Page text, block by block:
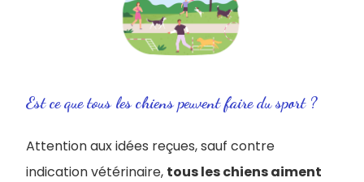
Est ce que tous les chiens peuvent faire du sport ?
Attention aux idées reçues, sauf contre
indication vétérinaire, tous les chiens aiment